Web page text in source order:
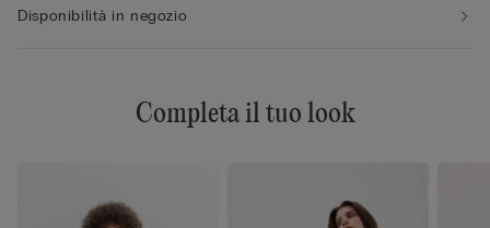
Disponibilità in negozio
Completa il tuo look